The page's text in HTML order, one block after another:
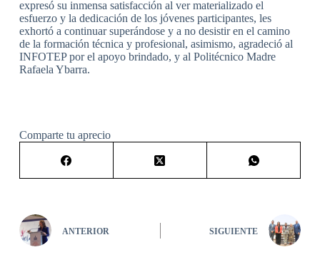
expresó su inmensa satisfacción al ver materializado el
esfuerzo y la dedicación de los jóvenes participantes, les
exhortó a continuar superándose y a no desistir en el camino
de la formación técnica y profesional, asimismo, agradeció al
INFOTEP por el apoyo brindado, y al Politécnico Madre
Rafaela Ybarra.
Comparte tu aprecio
ANTERIOR SIGUIENTE